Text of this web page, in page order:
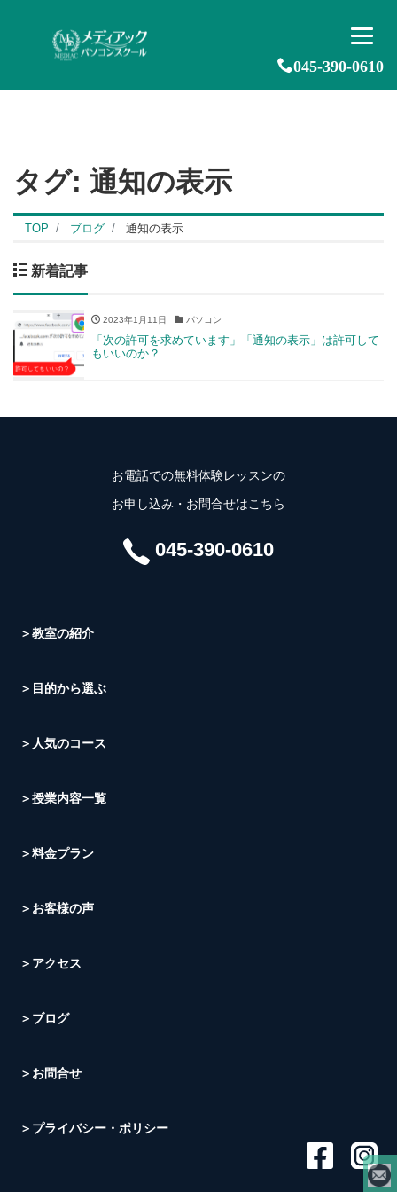
045-390-0610
タグ: 通知の表示
TOP ブログ 通知の表示
新着記事
2023年1月11日 パソコン
「次の許可を求めています」「通知の表示」は許可して
もいいのか？
お電話での無料体験レッスンの
お申し込み・お問合せはこちら
045-390-0610
＞教室の紹介
＞目的から選ぶ
＞人気のコース
＞授業内容一覧
＞料金プラン
＞お客様の声
＞アクセス
＞ブログ
＞お問合せ
＞プライバシー・ポリシー